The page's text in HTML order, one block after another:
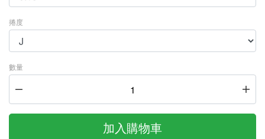
捲度
數量
加入購物車